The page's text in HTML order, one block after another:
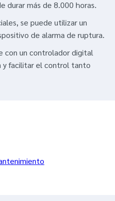
durar más de 8.000 horas.
se puede utilizar un
de alarma de ruptura.
con un controlador digital
y facilitar el control tanto